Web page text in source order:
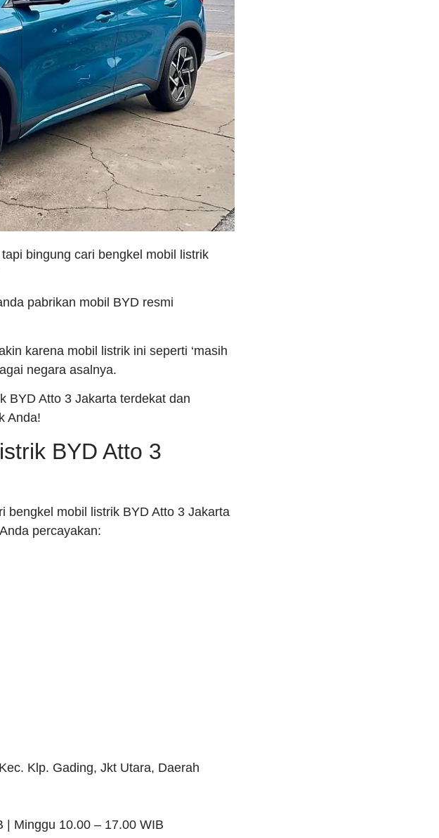
bingung cari bengkel mobil listrik
pabrikan mobil BYD resmi
karena mobil listrik ini seperti ‘masih
negara asalnya.
BYD Atto 3 Jakarta terdekat dan
Anda!
BYD Atto 3
bengkel mobil listrik BYD Atto 3 Jakarta
percayakan:
Klp. Gading, Jkt Utara, Daerah
| Minggu 10.00 – 17.00 WIB